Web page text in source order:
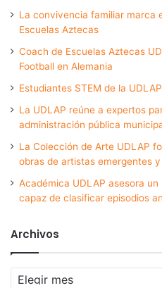
La convivencia familiar marca
Escuelas Aztecas
Coach de Escuelas Aztecas
Football en Alemania
Estudiantes STEM de la
La UDLAP reúne a expertos
administración pública
La Colección de Arte UDLAP
obras de artistas emergentes
Académica UDLAP asesora
capaz de clasificar episodios
Archivos
Archivos